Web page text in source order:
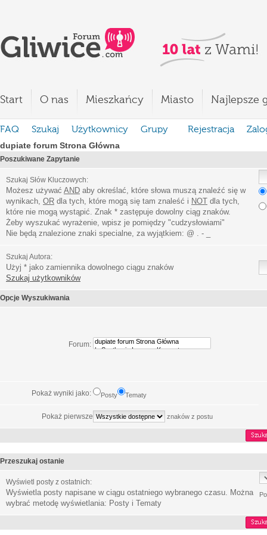
Start O nas Mieszkańcy Miasto Najlepsze
FAQ Szukaj Użytkownicy Grupy Rejestracja
dupiate forum Strona Główna
Poszukiwane Zapytanie
Szukaj Słów Kluczowych:
Możesz używać AND aby określać, które słowa muszą znaleźć się w
wynikach, OR dla tych, które mogą się tam znaleść i NOT dla tych,
które nie mogą wystąpić. Znak * zastępuje dowolny ciąg znaków.
Żeby wyszukać wyrażenie, wpisz je pomiędzy "cudzysłowiami"
Nie będą znalezione znaki specialne, za wyjątkiem: @ . - _
Szukaj Autora:
Użyj * jako zamiennika dowolnego ciągu znaków
Szukaj użytkowników
Opcje Wyszukiwania
Forum:
Pokaż wyniki jako: Posty Tematy
Pokaż pierwsze znaków z postu
Przeszukaj ostanie
Wyświetl posty z ostatnich:
Wyświetla posty napisane w ciągu ostatniego wybranego czasu. Można
wybrać metodę wyświetlania: Posty i Tematy